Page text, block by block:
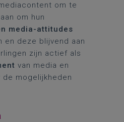
om te
om hun
media-attitudes
en deze blijvend aan
zijn actief als
van media en
mogelijkheden